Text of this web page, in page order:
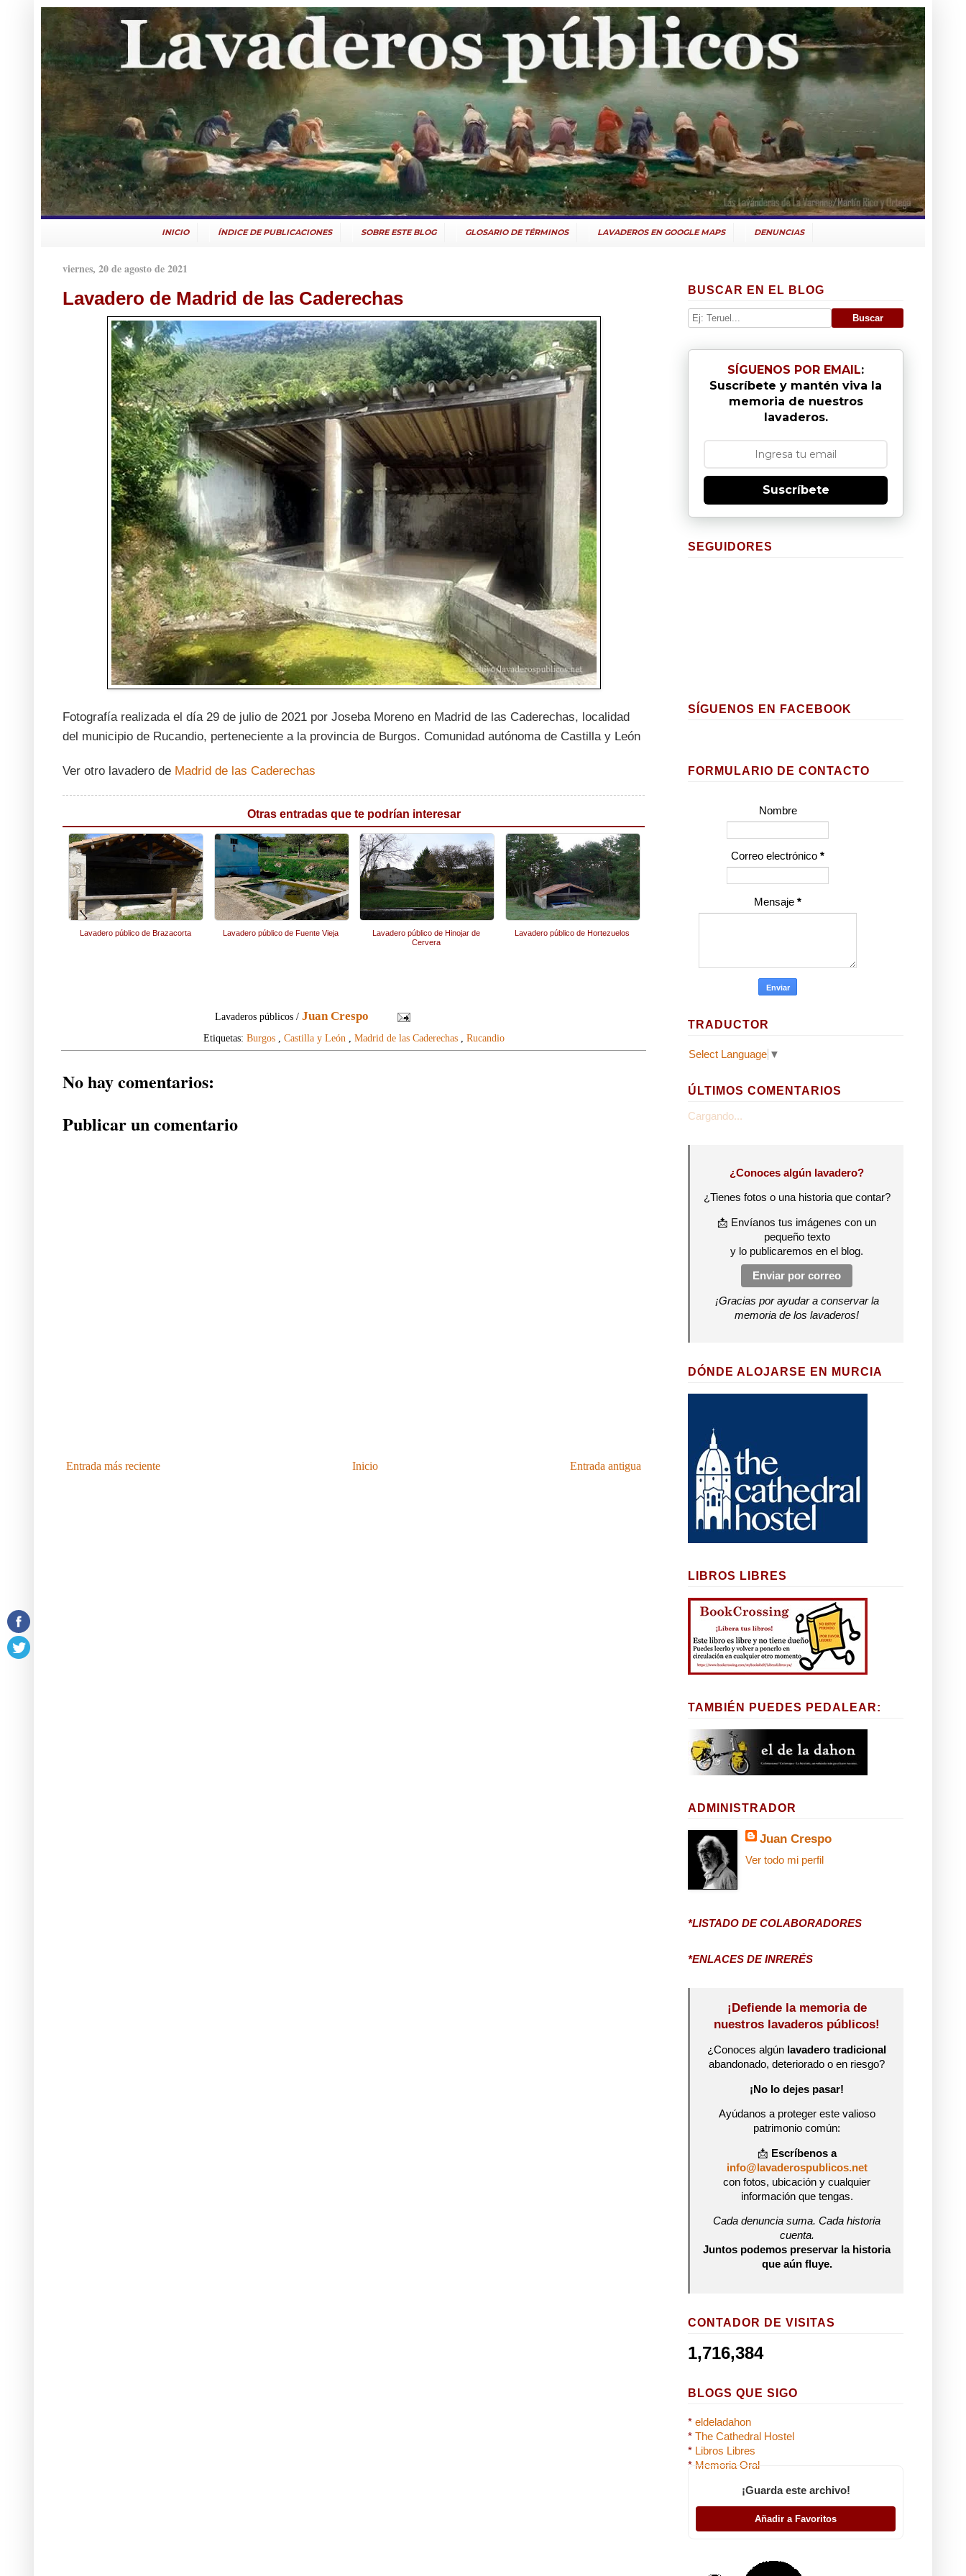
INICIO ÍNDICE DE PUBLICACIONES SOBRE ESTE BLOG GLOSARIO DE TÉRMINOS LAVADEROS EN GOOGLE MAPS DENUNCIAS
viernes, 20 de agosto de 2021
Lavadero de Madrid de las Caderechas
Fotografía realizada el día 29 de julio de 2021 por Joseba Moreno en Madrid de las Caderechas, localidad
del municipio de Rucandio, perteneciente a la provincia de Burgos. Comunidad autónoma de Castilla y León
Ver otro lavadero de Madrid de las Caderechas
Otras entradas que te podrían interesar
Lavadero público de Brazacorta Lavadero público de Fuente Vieja
Lavadero público de Hinojar de
Cervera
Lavadero público de Hortezuelos
Lavaderos públicos /Juan Crespo
Etiquetas: Burgos, Castilla y León Madrid de las Caderechas, Rucandio
No hay comentarios:
Publicar un comentario
Entrada más reciente Entrada antigua
Inicio
BUSCAR EN EL BLOG
SÍGUENOS POR EMAIL:
Suscríbete y mantén viva la
memoria de nuestros
lavaderos.
Suscríbete
SEGUIDORES
SÍGUENOS EN FACEBOOK
FORMULARIO DE CONTACTO
Nombre
Correo electrónico *
Mensaje *
TRADUCTOR
Select Language ▼
ÚLTIMOS COMENTARIOS
Cargando...
¿Conoces algún lavadero?
¿Tienes fotos o una historia que contar?
📩 Envíanos tus imágenes con un
pequeño texto
y lo publicaremos en el blog.
Enviar por correo
¡Gracias por ayudar a conservar la
memoria de los lavaderos!
DÓNDE ALOJARSE EN MURCIA
LIBROS LIBRES
TAMBIÉN PUEDES PEDALEAR:
ADMINISTRADOR
Juan Crespo
Ver todo mi perfil
*LISTADO DE COLABORADORES
*ENLACES DE INRERÉS
¡Defiende la memoria de
nuestros lavaderos públicos!
¿Conoces algún lavadero tradicional
abandonado, deteriorado o en riesgo?
¡No lo dejes pasar!
Ayúdanos a proteger este valioso
patrimonio común:
📩 Escríbenos a
info@lavaderospublicos.net
con fotos, ubicación y cualquier
información que tengas.
Cada denuncia suma. Cada historia
cuenta.
Juntos podemos preservar la historia
que aún fluye.
CONTADOR DE VISITAS
1,716,384
BLOGS QUE SIGO
* eldeladahon
* The Cathedral Hostel
* Libros Libres
* Memoria Oral
¡Guarda este archivo!
Añadir a Favoritos